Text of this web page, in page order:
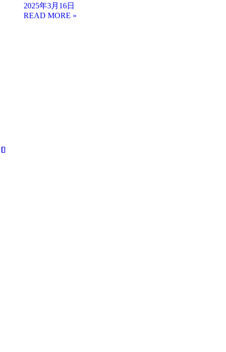
2025年3月16日